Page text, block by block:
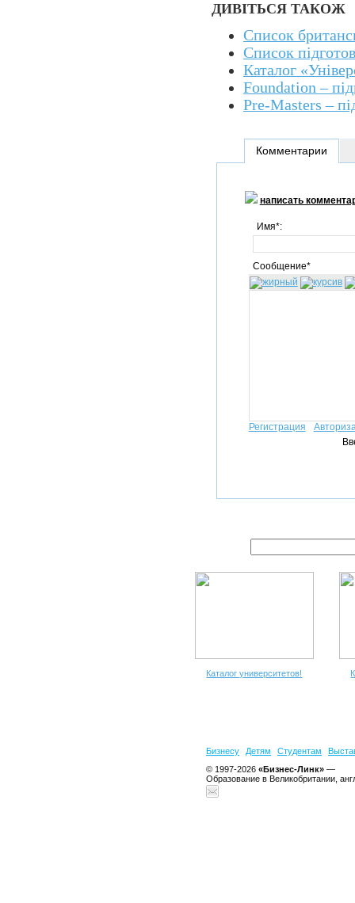
ДИВІТЬСЯ ТАКОЖ
Список
Список
Каталог
Foundation –
Pre-Masters –
Комментарии
написать
Имя*:
Сообщение*
Регистрация
Каталог университетов!
Бизнесу Детям Студентам
© 1997-2026 «Бизнес-Линк» —
Образование в Великобритании,